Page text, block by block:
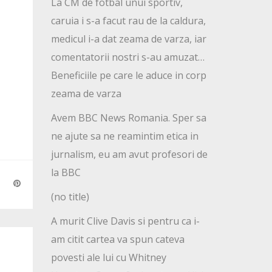
caruia i s-a facut rau de la caldura,
medicul i-a dat zeama de varza, iar
comentatorii nostri s-au amuzat…
Beneficiile pe care le aduce in corp
zeama de varza
Avem BBC News Romania. Sper sa
ne ajute sa ne reamintim etica in
jurnalism, eu am avut profesori de
la BBC
(no title)
A murit Clive Davis si pentru ca i-
am citit cartea va spun cateva
povesti ale lui cu Whitney